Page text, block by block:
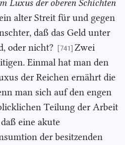
Luxus der oberen Schichten
alter Streit für und gegen
daß das Geld unter
oder nicht? [741] Zwei
Einmal hat man den
der Reichen ernährt die
man sich auf den engen
Teilung der Arbeit
eine akute
der besitzenden